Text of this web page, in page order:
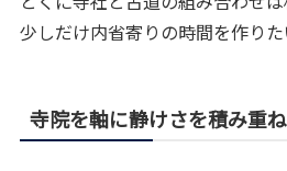
少しだけ内省寄りの時間を作りた
寺院を軸に静けさを積み重